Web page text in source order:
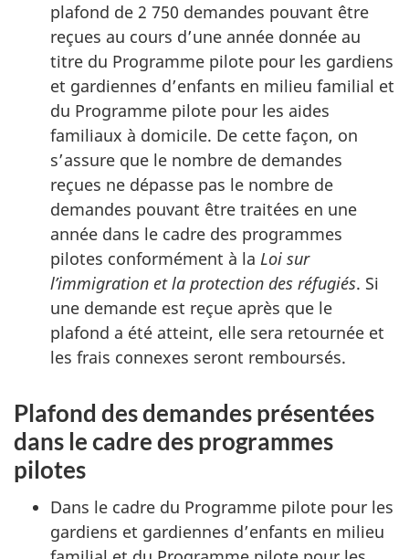
plafond de 2 750 demandes pouvant être
reçues au cours d’une année donnée au
titre du Programme pilote pour les gardiens
et gardiennes d’enfants en milieu familial et
du Programme pilote pour les aides
familiaux à domicile. De cette façon, on
s’assure que le nombre de demandes
reçues ne dépasse pas le nombre de
demandes pouvant être traitées en une
année dans le cadre des programmes
pilotes conformément à la Loi sur
l’immigration et la protection des réfugiés. Si
une demande est reçue après que le
plafond a été atteint, elle sera retournée et
les frais connexes seront remboursés.
Plafond des demandes présentées
dans le cadre des programmes
pilotes
Dans le cadre du Programme pilote pour les
gardiens et gardiennes d’enfants en milieu